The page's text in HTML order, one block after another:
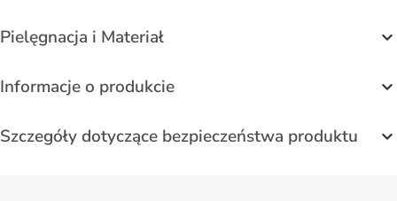
Pielęgnacja i Materiał
Informacje o produkcie
Szczegóły dotyczące bezpieczeństwa produktu